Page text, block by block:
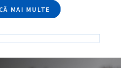
MAI MULTE